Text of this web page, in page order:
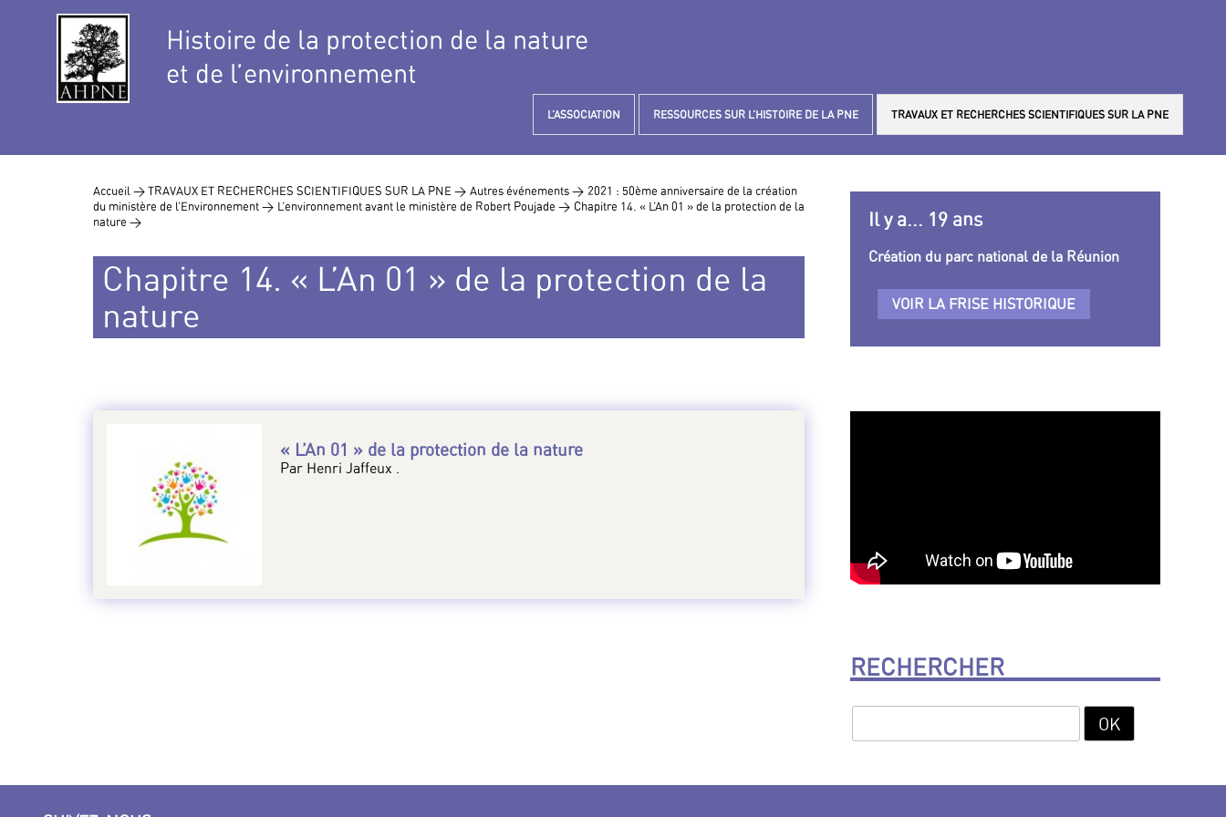
Histoire de la protection de la nature
et de l’environnement
L’ASSOCIATION RESSOURCES SUR L’HISTOIRE DE LA PNE TRAVAUX ET RECHERCHES SCIENTIFIQUES SUR LA PNE
Accueil >TRAVAUX ET RECHERCHES SCIENTIFIQUES SUR LA PNE > Autres événements > 2021 : 50ème anniversaire de la création
du ministère de l’Environnement > L’environnement avant le ministère de Robert Poujade > Chapitre 14. « L’An 01 » de la protection de la
nature >
Chapitre 14. « L’An 01 » de la protection de la
nature
« L’An 01 » de la protection de la nature
Par Henri Jaffeux .
Il y a... 19 ans
Création du parc national de la Réunion
VOIR LA FRISE HISTORIQUE
RECHERCHER